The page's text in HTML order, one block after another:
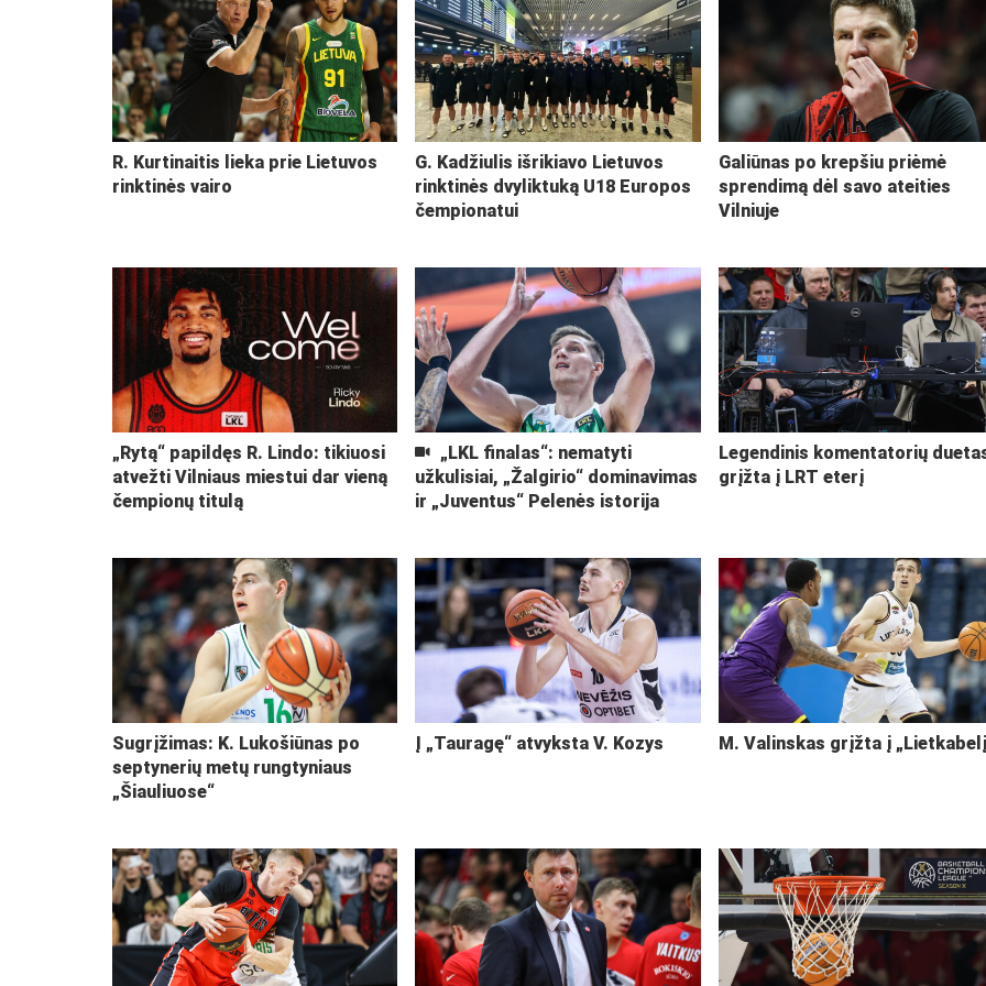
R. Kurtinaitis lieka prie Lietuvos
rinktinės vairo
G. Kadžiulis išrikiavo Lietuvos
rinktinės dvyliktuką U18 Europos
čempionatui
Galiūnas po krepšiu priėmė
sprendimą dėl savo ateities
Vilniuje
„Rytą“ papildęs R. Lindo: tikiuosi
atvežti Vilniaus miestui dar vieną
čempionų titulą
„LKL finalas“: nematyti
užkulisiai, „Žalgirio“ dominavimas
ir „Juventus“ Pelenės istorija
Legendinis komentatorių
grįžta į LRT eterį
Sugrįžimas: K. Lukošiūnas po
septynerių metų rungtyniaus
„Šiauliuose“
Į „Tauragę“ atvyksta V. Kozys M. Valinskas grįžta į